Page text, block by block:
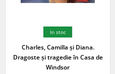
In stoc
Charles, Camilla și Diana.
Dragoste și tragedie în Casa de
Windsor